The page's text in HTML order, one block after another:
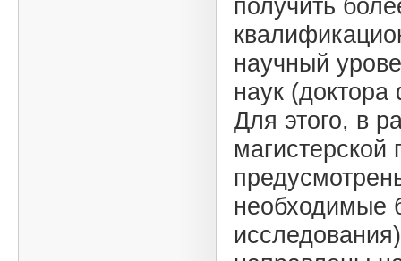
получить
научный
наук
Для этого, в
необходимые